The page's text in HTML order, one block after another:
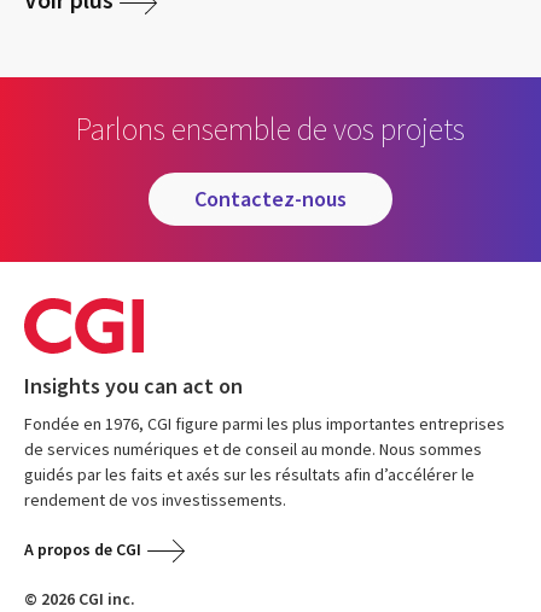
Parlons ensemble de vos projets
contactez-nous
Insights you can act on
Fondée en 1976, CGI figure parmi les plus importantes entreprises
de services numériques et de conseil au monde. Nous sommes
guidés par les faits et axés sur les résultats afin d’accélérer le
rendement de vos investissements.
A propos de CGI
© 2026 CGI inc.